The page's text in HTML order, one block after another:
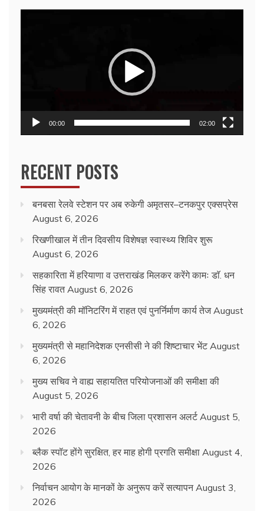
00:00 02:00
RECENT POSTS
बनबसा रेलवे स्टेशन पर अब रुकेगी अमृतसर–टनकपुर एक्सप्रेस
August 6, 2026
रिखणीखाल में तीन दिवसीय विशेषज्ञ स्वास्थ्य शिविर शुरू
August 6, 2026
सहकारिता में हरियाणा व उत्तराखंड मिलकर करेंगे कामः डाॅ. धन
सिंह रावत August 6, 2026
मुख्यमंत्री की मॉनिटरिंग में राहत एवं पुनर्निर्माण कार्य तेज August
6, 2026
मुख्यमंत्री से महानिदेशक एनसीसी ने की शिष्टाचार भेंट August
6, 2026
मुख्य सचिव ने वाह्य सहायतित परियोजनाओं की समीक्षा की
August 5, 2026
भारी वर्षा की चेतावनी के बीच जिला प्रशासन अलर्ट August 5,
2026
ब्लैक स्पॉट होंगे सुरक्षित, हर माह होगी प्रगति समीक्षा August 4,
2026
निर्वाचन आयोग के मानकों के अनुरूप करें सत्यापन August 3,
2026